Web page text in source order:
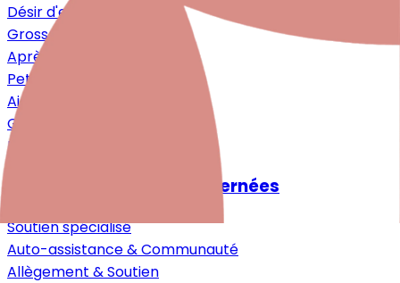
Désir d'enfant
Grossesse
Après la naissance
Petite enfance
Aide pour les proches
Guide
Entretiens
Pour les personnes concernées
Soutien spécialisé
Auto-assistance & Communauté
Allègement & Soutien